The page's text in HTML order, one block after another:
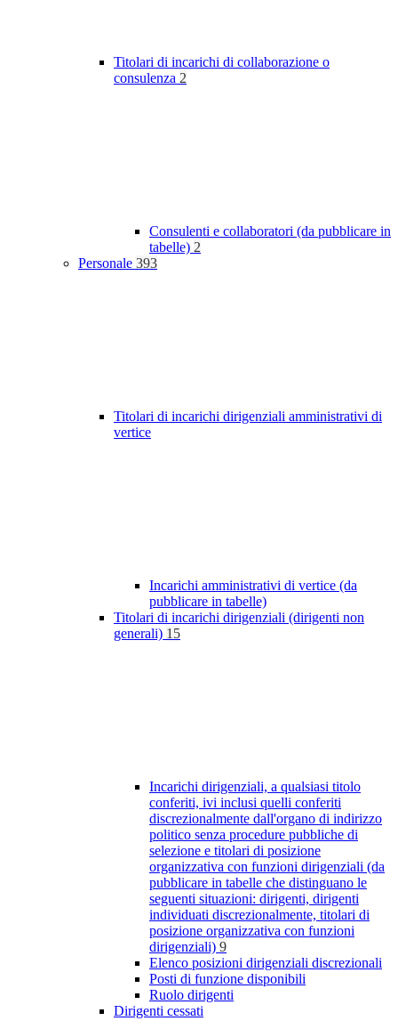
Titolari di incarichi di collaborazione o
consulenza 2
Consulenti e collaboratori (da pubblicare in
tabelle) 2
Personale 393
Titolari di incarichi dirigenziali amministrativi di
vertice
Incarichi amministrativi di vertice (da
pubblicare in tabelle)
Titolari di incarichi dirigenziali (dirigenti non
generali) 15
Incarichi dirigenziali, a qualsiasi titolo
conferiti, ivi inclusi quelli conferiti
discrezionalmente dall'organo di indirizzo
politico senza procedure pubbliche di
selezione e titolari di posizione
organizzativa con funzioni dirigenziali (da
pubblicare in tabelle che distinguano le
seguenti situazioni: dirigenti, dirigenti
individuati discrezionalmente, titolari di
posizione organizzativa con funzioni
dirigenziali) 9
Elenco posizioni dirigenziali discrezionali
Posti di funzione disponibili
Ruolo dirigenti
Dirigenti cessati